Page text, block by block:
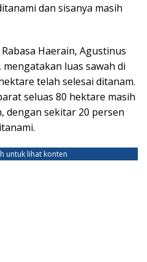
dan sisanya masih
Haerain, Agustinus
mengatakan luas sawah di
telah selesai ditanam.
seluas 80 hektare masih
dengan sekitar 20 persen
untuk lihat konten